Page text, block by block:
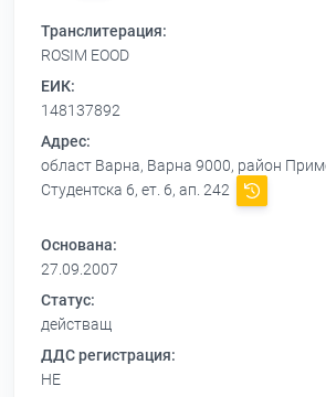
Транслитерация:
ROSIM EOOD
ЕИК:
148137892
Адрес:
област Варна, Варна 9000, район
Студентска 6, ет. 6, ап. 242
Основана:
27.09.2007
Статус:
действащ
ДДС регистрация:
НЕ